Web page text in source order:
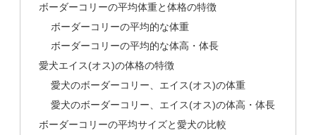
ボーダーコリーの平均体重と体格の特徴
ボーダーコリーの平均的な体重
ボーダーコリーの平均的な体高・体長
愛犬エイス(オス)の体格の特徴
愛犬のボーダーコリー、エイス(オス)の体重
愛犬のボーダーコリー、エイス(オス)の体高・体長
ボーダーコリーの平均サイズと愛犬の比較